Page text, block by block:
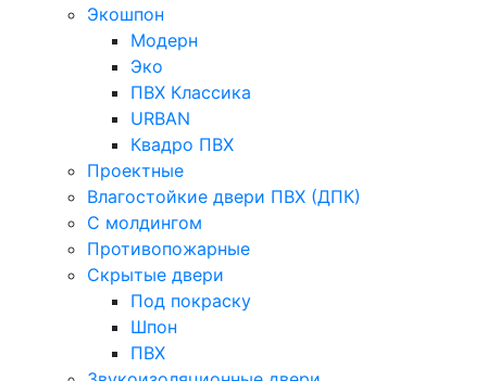
Экошпон
Модерн
Эко
ПВХ Классика
URBAN
Квадро ПВХ
Проектные
Влагостойкие двери ПВХ (ДПК)
С молдингом
Противопожарные
Скрытые двери
Под покраску
Шпон
ПВХ